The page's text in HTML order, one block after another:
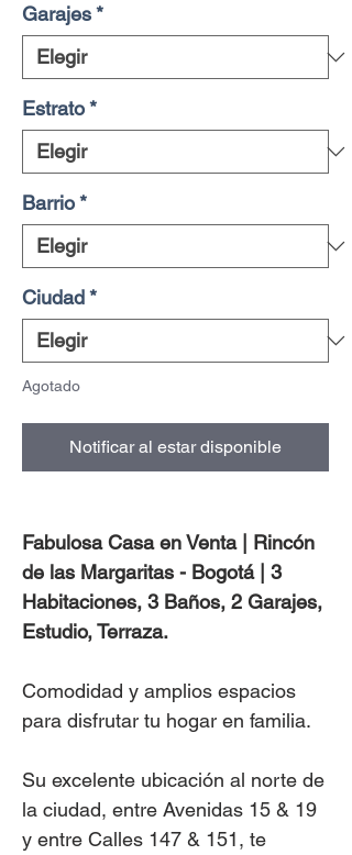
Garajes*
Estrato*
Barrio*
Ciudad*
Agotado
Notificar al estar disponible
Fabulosa Casa en Venta | Rincón
de las Margaritas - Bogotá | 3
Habitaciones, 3 Baños, 2 Garajes,
Estudio, Terraza.
Comodidad y amplios espacios
para disfrutar tu hogar en familia.
Su excelente ubicación al norte de
la ciudad, entre Avenidas 15 & 19
y entre Calles 147 & 151, te